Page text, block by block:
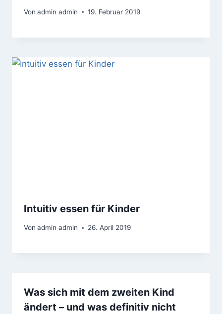
Von admin admin 19. Februar 2019
Intuitiv essen für Kinder
Von admin admin 26. April 2019
Was sich mit dem zweiten Kind
ändert – und was definitiv nicht